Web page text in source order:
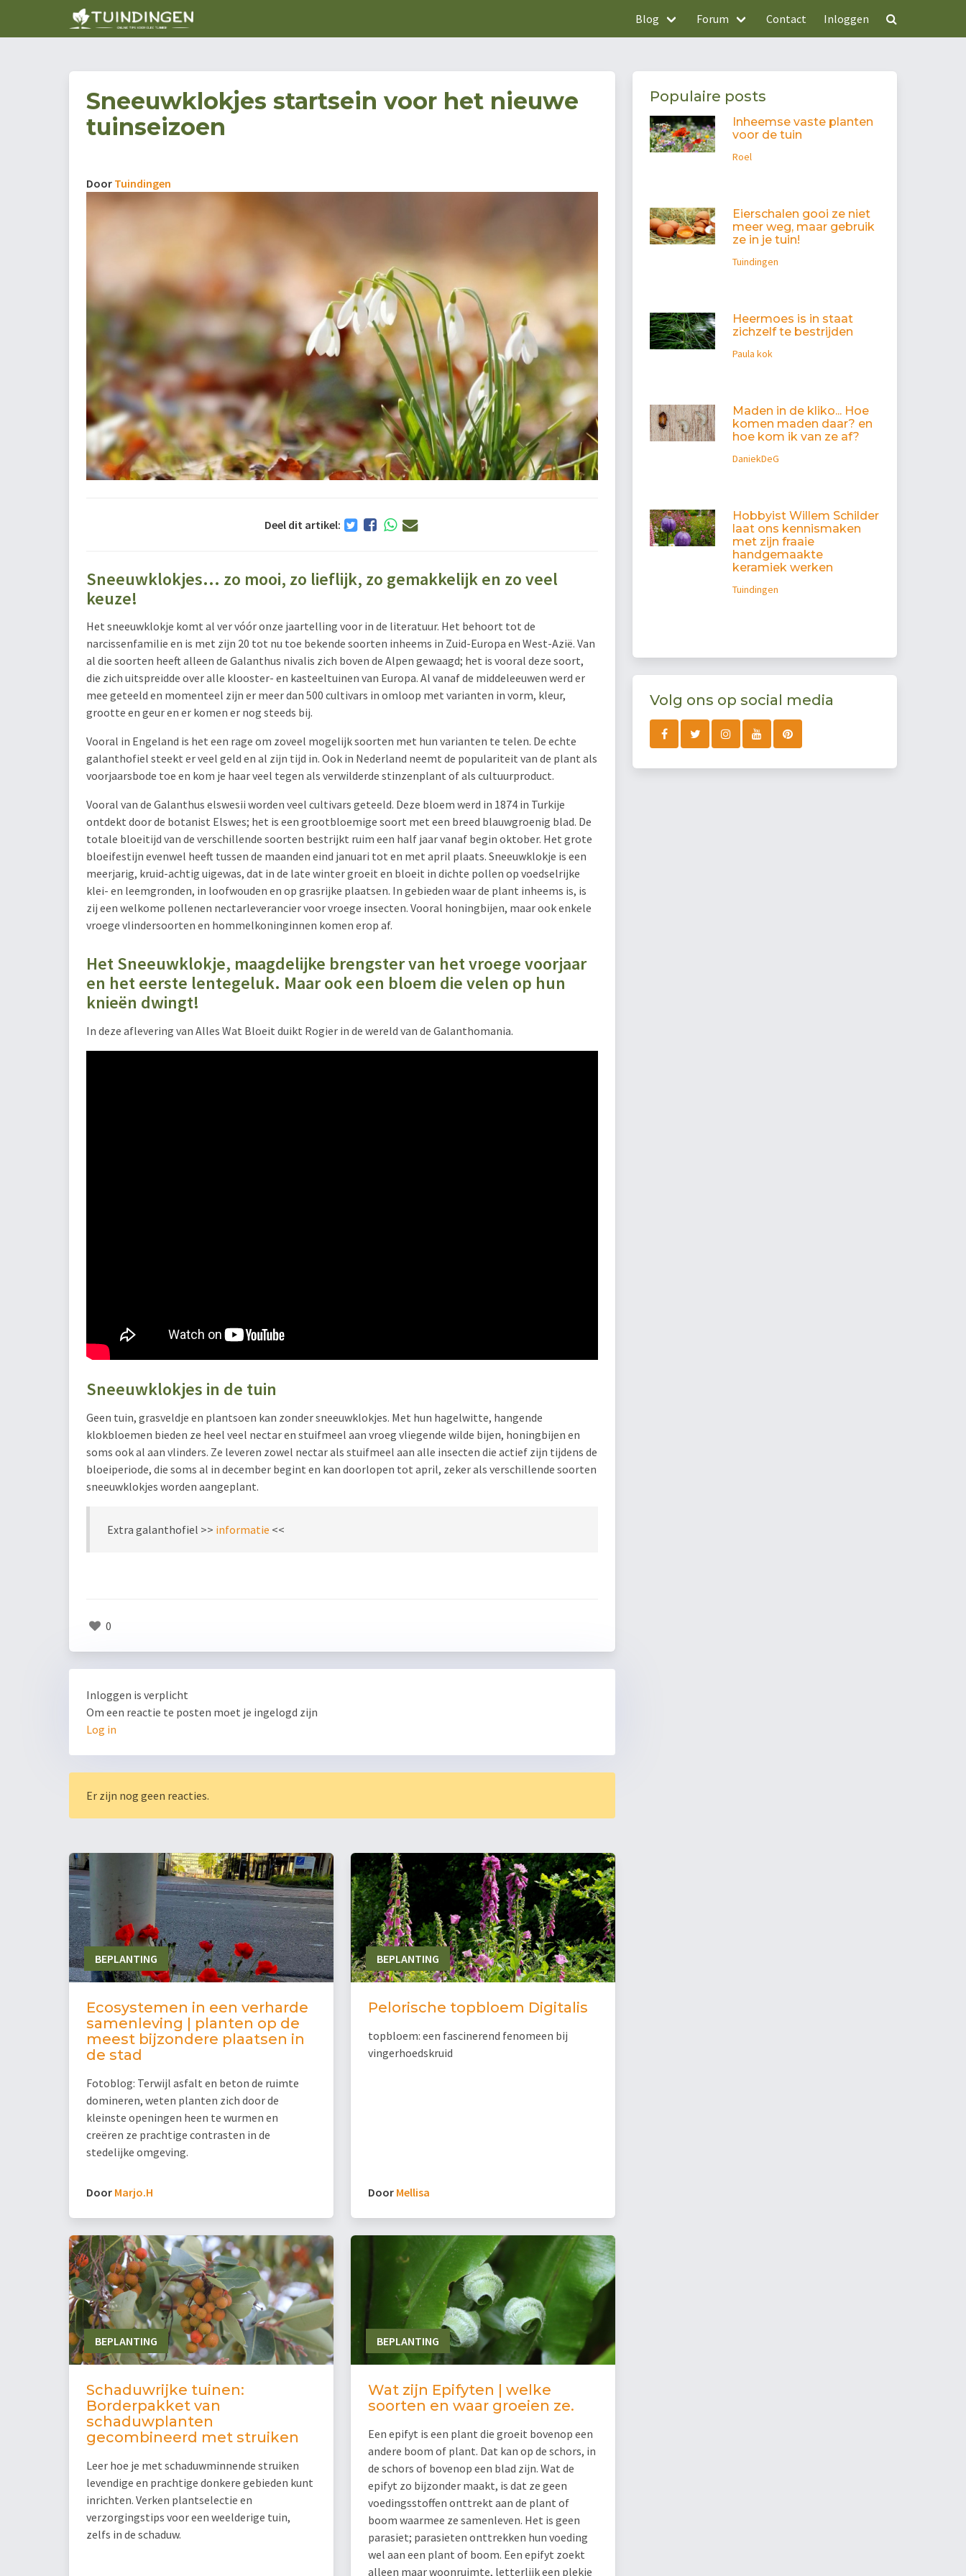
Blog Forum Contact Inloggen
Sneeuwklokjes startsein voor het nieuwe
tuinseizoen
Door Tuindingen
Deel dit artikel:
Sneeuwklokjes... zo mooi, zo lieflijk, zo gemakkelijk en zo veel
keuze!
Het sneeuwklokje komt al ver vóór onze jaartelling voor in de literatuur. Het behoort tot de
narcissenfamilie en is met zijn 20 tot nu toe bekende soorten inheems in Zuid-Europa en West-Azië. Van
al die soorten heeft alleen de Galanthus nivalis zich boven de Alpen gewaagd; het is vooral deze soort,
die zich uitspreidde over alle klooster- en kasteeltuinen van Europa. Al vanaf de middeleeuwen werd er
mee geteeld en momenteel zijn er meer dan 500 cultivars in omloop met varianten in vorm, kleur,
grootte en geur en er komen er nog steeds bij.
Vooral in Engeland is het een rage om zoveel mogelijk soorten met hun varianten te telen. De echte
galanthofiel steekt er veel geld en al zijn tijd in. Ook in Nederland neemt de populariteit van de plant als
voorjaarsbode toe en kom je haar veel tegen als verwilderde stinzenplant of als cultuurproduct.
Vooral van de Galanthus elswesii worden veel cultivars geteeld. Deze bloem werd in 1874 in Turkije
ontdekt door de botanist Elswes; het is een grootbloemige soort met een breed blauwgroenig blad. De
totale bloeitijd van de verschillende soorten bestrijkt ruim een half jaar vanaf begin oktober. Het grote
bloeifestijn evenwel heeft tussen de maanden eind januari tot en met april plaats. Sneeuwklokje is een
meerjarig, kruid-achtig uigewas, dat in de late winter groeit en bloeit in dichte pollen op voedselrijke
klei- en leemgronden, in loofwouden en op grasrijke plaatsen. In gebieden waar de plant inheems is, is
zij een welkome pollenen nectarleverancier voor vroege insecten. Vooral honingbijen, maar ook enkele
vroege vlindersoorten en hommelkoninginnen komen erop af.
Het Sneeuwklokje, maagdelijke brengster van het vroege voorjaar
en het eerste lentegeluk. Maar ook een bloem die velen op hun
knieën dwingt!
In deze aflevering van Alles Wat Bloeit duikt Rogier in de wereld van de Galanthomania.
Sneeuwklokjes in de tuin
Geen tuin, grasveldje en plantsoen kan zonder sneeuwklokjes. Met hun hagelwitte, hangende
klokbloemen bieden ze heel veel nectar en stuifmeel aan vroeg vliegende wilde bijen, honingbijen en
soms ook al aan vlinders. Ze leveren zowel nectar als stuifmeel aan alle insecten die actief zijn tijdens de
bloeiperiode, die soms al in december begint en kan doorlopen tot april, zeker als verschillende soorten
sneeuwklokjes worden aangeplant.
Extra galanthofiel >> informatie <<
0
Inloggen is verplicht
Om een reactie te posten moet je ingelogd zijn
Log in
Er zijn nog geen reacties.
BEPLANTING
Ecosystemen in een verharde
samenleving | planten op de
meest bijzondere plaatsen in
de stad
Fotoblog: Terwijl asfalt en beton de ruimte
domineren, weten planten zich door de
kleinste openingen heen te wurmen en
creëren ze prachtige contrasten in de
stedelijke omgeving.
Door Marjo.H
BEPLANTING
Pelorische topbloem Digitalis
topbloem: een fascinerend fenomeen bij
vingerhoedskruid
Door Mellisa
BEPLANTING
Schaduwrijke tuinen:
Borderpakket van
schaduwplanten
gecombineerd met struiken
Leer hoe je met schaduwminnende struiken
levendige en prachtige donkere gebieden kunt
inrichten. Verken plantselectie en
verzorgingstips voor een weelderige tuin,
zelfs in de schaduw.
BEPLANTING
Wat zijn Epifyten | welke
soorten en waar groeien ze.
Een epifyt is een plant die groeit bovenop een
andere boom of plant. Dat kan op de schors, in
de schors of bovenop een blad zijn. Wat de
epifyt zo bijzonder maakt, is dat ze geen
voedingsstoffen onttrekt aan de plant of
boom waarmee ze samenleven. Het is geen
parasiet; parasieten onttrekken hun voeding
wel aan een plant of boom. Een epifyt zoekt
alleen maar woonruimte, letterlijk een plekje
Populaire posts
Inheemse vaste planten
voor de tuin
Roel
Eierschalen gooi ze niet
meer weg, maar gebruik
ze in je tuin!
Tuindingen
Heermoes is in staat
zichzelf te bestrijden
Paula kok
Maden in de kliko... Hoe
komen maden daar? en
hoe kom ik van ze af?
DaniekDeG
Hobbyist Willem Schilder
laat ons kennismaken
met zijn fraaie
handgemaakte
keramiek werken
Tuindingen
Volg ons op social media